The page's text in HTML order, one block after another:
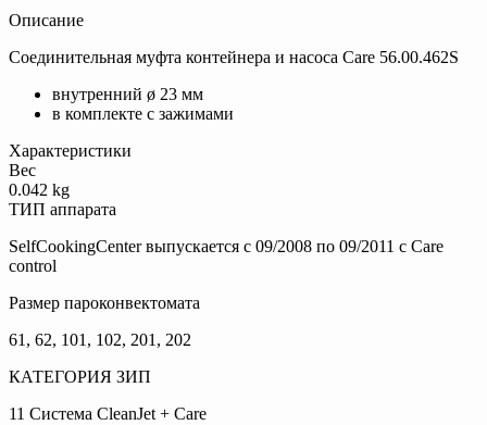
Описание
Соединительная муфта контейнера и насоса Care 56.00.462S
внутренний ø 23 мм
в комплекте с зажимами
Характеристики
Вес
0.042 kg
ТИП аппарата
SelfCookingCenter выпускается с 09/2008 по 09/2011 с Care
control
Размер пароконвектомата
61, 62, 101, 102, 201, 202
КАТЕГОРИЯ ЗИП
11 Система CleanJet + Care